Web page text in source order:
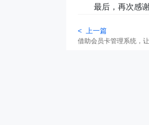
最后，再次感
< 上一篇
借助会员卡管理系统，